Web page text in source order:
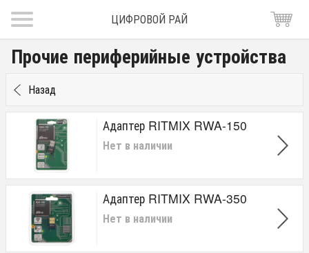
ЦИФРОВОЙ РАЙ
Прочие периферийные устройства
Назад
Адаптер RITMIX RWA-150
Нет в наличии
Адаптер RITMIX RWA-350
Нет в наличии